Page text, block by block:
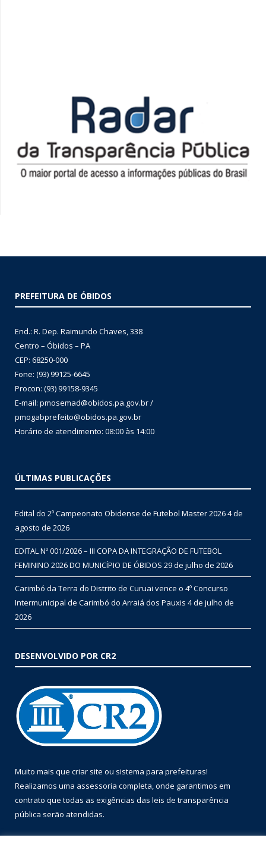
PREFEITURA DE ÓBIDOS
End.: R. Dep. Raimundo Chaves, 338
Centro – Óbidos – PA
CEP: 68250-000
Fone: (93) 99125-6645
Procon: (93) 99158-9345
E-mail: pmosemad@obidos.pa.gov.br /
pmogabprefeito@obidos.pa.gov.br
Horário de atendimento: 08:00 às 14:00
ÚLTIMAS PUBLICAÇÕES
Edital do 2º Campeonato Obidense de Futebol Master 20264 de
agosto de 2026
EDITAL Nº 001/2026 – III COPA DA INTEGRAÇÃO DE FUTEBOL
FEMININO 2026 DO MUNICÍPIO DE ÓBIDOS 29 de julho de 2026
Carimbó da Terra do Distrito de Curuai vence o 4º Concurso
Intermunicipal de Carimbó do Arraiá dos Pauxis 4 de julho de
2026
DESENVOLVIDO POR CR2
Muito mais que criar site ou sistema para prefeituras!
Realizamos uma assessoria completa, onde garantimos em
contrato que todas as exigências das leis de transparência
pública serão atendidas.